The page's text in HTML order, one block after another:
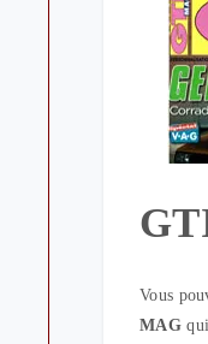
Vous
MAGqui